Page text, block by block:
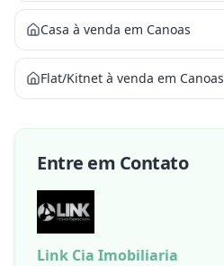
Casa à venda em Canoas
Flat/Kitnet à venda em Canoas
Entre em Contato
Link Cia Imobiliaria